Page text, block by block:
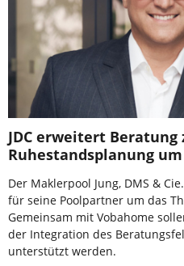
JDC erweitert Beratung
Ruhestandsplanung
Der Maklerpool Jung, DMS &
für seine Poolpartner um das
Gemeinsam mit Vobahome
der Integration des
unterstützt werden.